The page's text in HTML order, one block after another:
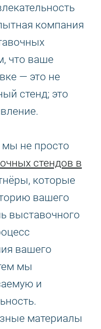
компания
что ваше
— это не
стенд; это
не просто
стендов в
которые
вашего
выставочного
вашего
мы
и
материалы